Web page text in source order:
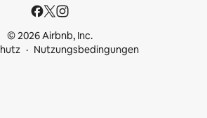
© 2026 Airbnb, Inc.
Nutzungsbedingungen